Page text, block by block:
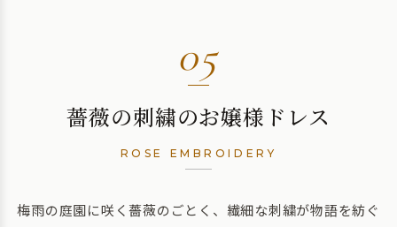
05
薔薇の刺繍のお嬢様ドレス
ROSE EMBROIDERY
梅雨の庭園に咲く薔薇のごとく、繊細な刺繍が物語を紡ぐ